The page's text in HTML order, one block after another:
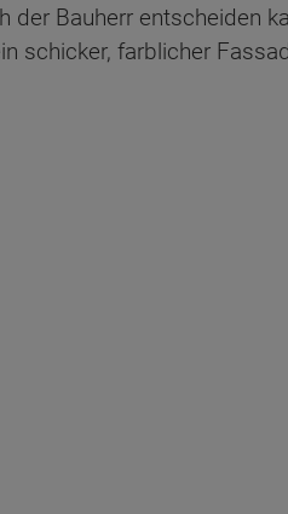
Bauherr entscheiden
schicker, farblicher